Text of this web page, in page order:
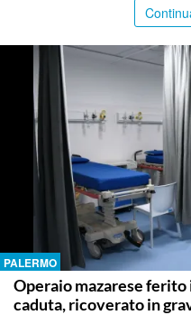
PALERMO
Operaio mazarese ferito
caduta, ricoverato in